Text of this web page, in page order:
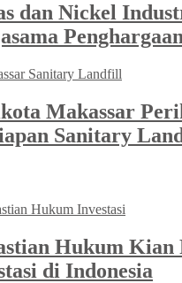
dan Nickel
Makassar
Sanitary
Hukum Kian
di Indonesia